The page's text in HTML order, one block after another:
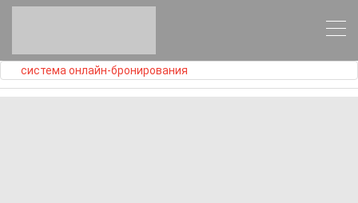
система онлайн-бронирования